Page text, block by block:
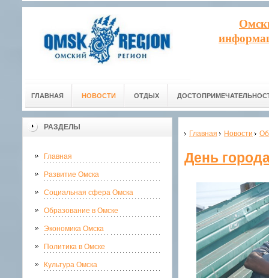
ГЛАВНАЯ НОВОСТИ ОТДЫХ
РАЗДЕЛЫ
Главная
Развитие Омска
Социальная сфера Омска
Образование в Омске
Экономика Омска
Политика в Омске
Культура Омска
Главная Новости
День